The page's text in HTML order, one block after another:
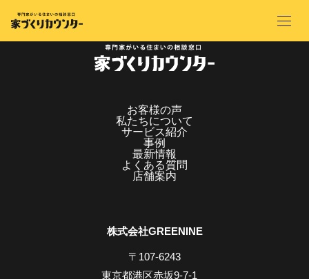
お客様の声
私たちについて
サービス紹介
事例
最新情報
よくある質問
店舗案内
株式会社GREENINE
〒107-6243
東京都港区赤坂9-7-1